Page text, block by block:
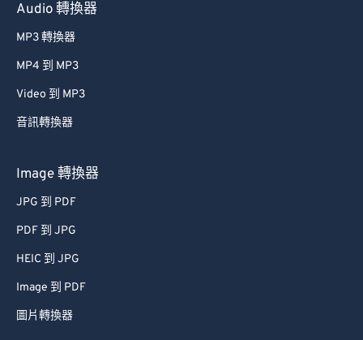
Audio 轉換器
MP3 轉換器
MP4 到 MP3
Video 到 MP3
音訊轉換器
Image 轉換器
JPG 到 PDF
PDF 到 JPG
HEIC 到 JPG
Image 到 PDF
圖片轉換器